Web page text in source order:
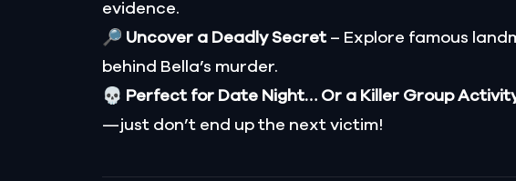
evidence.
🔎 Uncover a Deadly Secret– Explore famous
behind Bella’s murder.
💀 Perfect for Date Night… Or a Killer Group
—just don’t end up the next victim!